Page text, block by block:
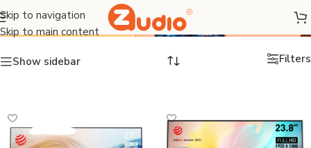
Skip to navigation
Skip to main content
hình FHD
Show sidebar Filters